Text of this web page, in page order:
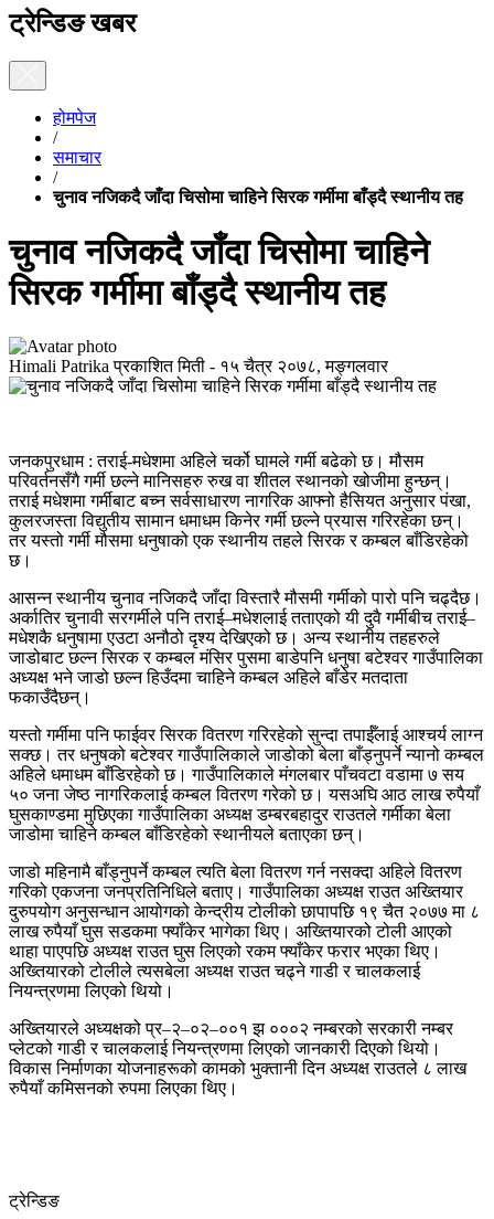
ट्रेन्डिङ खबर
होमपेज
/
समाचार
/
चुनाव नजिकदै जाँदा चिसोमा चाहिने सिरक गर्मीमा बाँड्दै स्थानीय तह
चुनाव नजिकदै जाँदा चिसोमा चाहिने
सिरक गर्मीमा बाँड्दै स्थानीय तह
Himali Patrika प्रकाशित मिती - १५ चैत्र २०७८, मङ्गलवार
जनकपुरधाम : तराई-मधेशमा अहिले चर्को घामले गर्मी बढेको छ। मौसम
परिवर्तनसँगै गर्मी छल्ने मानिसहरु रुख वा शीतल स्थानको खोजीमा हुन्छन्।
तराई मधेशमा गर्मीबाट बच्न सर्वसाधारण नागरिक आफ्नो हैसियत अनुसार पंखा,
कुलरजस्ता विद्युतीय सामान धमाधम किनेर गर्मी छल्ने प्रयास गरिरहेका छन्।
तर यस्तो गर्मी मौसमा धनुषाको एक स्थानीय तहले सिरक र कम्बल बाँडिरहेको
छ।
आसन्न स्थानीय चुनाव नजिकदै जाँदा विस्तारै मौसमी गर्मीको पारो पनि चढ्दैछ।
अर्कातिर चुनावी सरगर्मीले पनि तराई–मधेशलाई तताएको यी दुवै गर्मीबीच तराई–
मधेशकै धनुषामा एउटा अनौठो दृश्य देखिएको छ। अन्य स्थानीय तहहरुले
जाडोबाट छल्न सिरक र कम्बल मंसिर पुसमा बाडेपनि धनुषा बटेश्वर गाउँपालिका
अध्यक्ष भने जाडो छल्न हिउँदमा चाहिने कम्बल अहिले बाँडेर मतदाता
फकाउँदैछन्।
यस्तो गर्मीमा पनि फाईवर सिरक वितरण गरिरहेको सुन्दा तपाईँलाई आश्चर्य लाग्न
सक्छ। तर धनुषको बटेश्वर गाउँपालिकाले जाडोको बेला बाँड्नुपर्ने न्यानो कम्बल
अहिले धमाधम बाँडिरहेको छ। गाउँपालिकाले मंगलबार पाँचवटा वडामा ७ सय
५० जना जेष्ठ नागरिकलाई कम्बल वितरण गरेको छ। यसअघि आठ लाख रुपैयाँ
घुसकाण्डमा मुछिएका गाउँपालिका अध्यक्ष डम्बरबहादुर राउतले गर्मीका बेला
जाडोमा चाहिने कम्बल बाँडिरहेको स्थानीयले बताएका छन्।
जाडो महिनामै बाँड्नुपर्ने कम्बल त्यति बेला वितरण गर्न नसक्दा अहिले वितरण
गरिको एकजना जनप्रतिनिधिले बताए। गाउँपालिका अध्यक्ष राउत अख्तियार
दुरुपयोग अनुसन्धान आयोगको केन्द्रीय टोलीको छापापछि १९ चैत २०७७ मा ८
लाख रुपैयाँ घुस सडकमा फ्याँकेर भागेका थिए। अख्तियारको टोली आएको
थाहा पाएपछि अध्यक्ष राउत घुस लिएको रकम फ्याँकेर फरार भएका थिए।
अख्तियारको टोलीले त्यसबेला अध्यक्ष राउत चढ्ने गाडी र चालकलाई
नियन्त्रणमा लिएको थियो।
अख्तियारले अध्यक्षको प्र–२–०२–००१ झ ०००२ नम्बरको सरकारी नम्बर
प्लेटको गाडी र चालकलाई नियन्त्रणमा लिएको जानकारी दिएको थियो।
विकास निर्माणका योजनाहरूको कामको भुक्तानी दिन अध्यक्ष राउतले ८ लाख
रुपैयाँ कमिसनको रुपमा लिएका थिए।
ट्रेन्डिङ